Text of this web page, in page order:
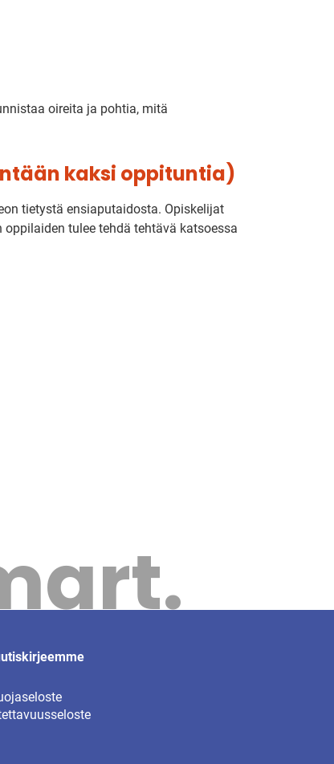
oireita ja pohtia, mitä
kaksi oppituntia)
tietystä ensiaputaidosta. Opiskelijat
tulee tehdä tehtävä katsoessa